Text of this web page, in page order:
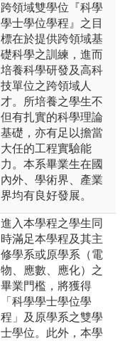
跨領域雙學位『科學
學士學位學程』之目
標在於提供跨領域基
礎科學之訓練，進而
培養科學研發及高科
技單位之跨領域人
才。所培養之學生不
但有扎實的科學理論
基礎，亦有足以擔當
大任的工程實驗能
力。本系畢業生在國
內外、學術界、產業
界均有良好發展。
進入本學程之學生同
時滿足本學程及其主
修學系或原學系（電
物、應數、應化）之
畢業門檻，將獲得
「科學學士學位學
程」及原學系之雙學
士學位。此外，本學